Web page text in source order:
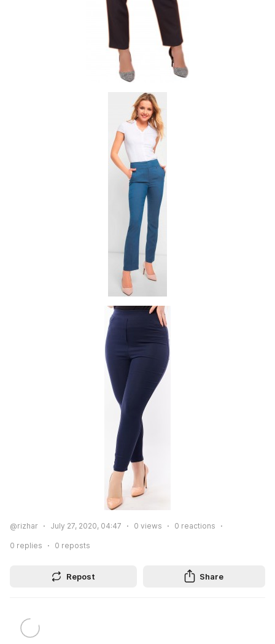
@rizhar July 27, 2020, 04:47 0 views 0 reactions
0 replies 0 reposts
Repost Share